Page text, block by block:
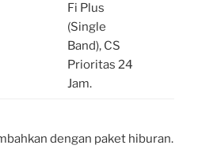
Fi Plus
(Single
Band), CS
Prioritas 24
Jam.
dengan paket hiburan.